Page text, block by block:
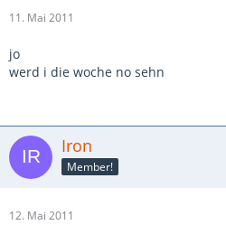
11. Mai 2011
jo
werd i die woche no sehn
Iron
Member!
12. Mai 2011